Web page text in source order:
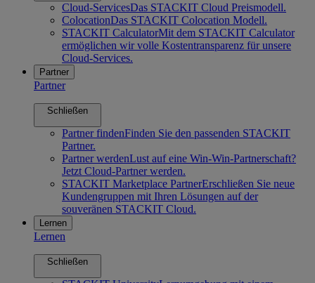
Cloud-ServicesDas STACKIT Cloud Preismodell.
ColocationDas STACKIT Colocation Modell.
STACKIT CalculatorMit dem STACKIT Calculator
ermöglichen wir volle Kostentransparenz für unsere
Cloud-Services.
Partner
Partner
Schließen
Partner findenFinden Sie den passenden STACKIT
Partner.
Partner werdenLust auf eine Win-Win-Partnerschaft?
Jetzt Cloud-Partner werden.
STACKIT Marketplace PartnerErschließen Sie neue
Kundengruppen mit Ihren Lösungen auf der
souveränen STACKIT Cloud.
Lernen
Lernen
Schließen